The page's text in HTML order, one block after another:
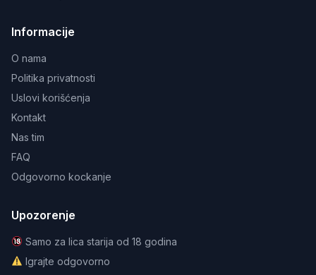
Informacije
O nama
Politika privatnosti
Uslovi korišćenja
Kontakt
Nas tim
FAQ
Odgovorno kockanje
Upozorenje
Samo za lica starija od 18 godina
Igrajte odgovorno